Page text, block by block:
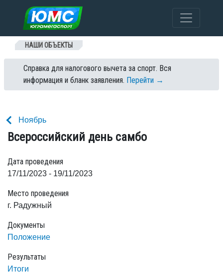
Перейти к содержанию
НАШИ ОБЪЕКТЫ
Справка для налогового вычета за спорт. Вся
информация и бланк заявления. Перейти →
Ноябрь
Всероссийский день самбо
Дата проведения
17/11/2023 - 19/11/2023
Место проведения
г. Радужный
Документы
Положение
Результаты
Итоги